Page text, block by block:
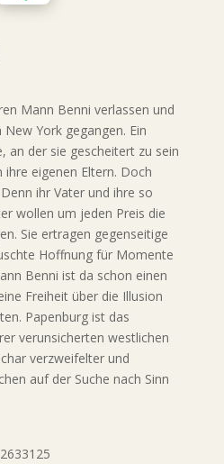
Mann Benni verlassen und
York gegangen. Ein
an der sie gescheitert zu sein
eigenen Eltern. Doch
ihr Vater und ihre so
wollen um jeden Preis die
Sie ertragen gegenseitige
Hoffnung für Momente
Benni ist da schon einen
Freiheit über die Illusion
Papenburg ist das
verunsicherten westlichen
verzweifelter und
auf der Suche nach Sinn